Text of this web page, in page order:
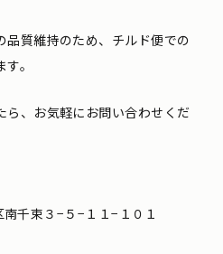
品質維持のため、チルド便での
。
ら、お気軽にお問い合わせくだ
千束３−５−１１−１０１